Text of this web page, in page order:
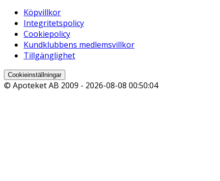
Köpvillkor
Integritetspolicy
Cookiepolicy
Kundklubbens medlemsvillkor
Tillgänglighet
Cookieinställningar
© Apoteket AB 2009 - 2026-08-08 00:50:04